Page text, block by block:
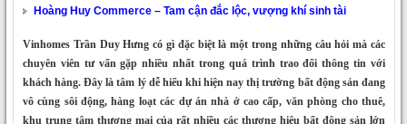
Hoàng Huy Commerce – Tam cận đắc lộc, vượng khí sinh tài
Vinhomes Trần Duy Hưng có gì đặc biệt là một trong những câu hỏi mà các
chuyên viên tư vấn gặp nhiều nhất trong quá trình trao đổi thông tin với
khách hàng. Đây là tâm lý dễ hiểu khi hiện nay thị trường bất động sản đang
vô cùng sôi động, hàng loạt các dự án nhà ở cao cấp, văn phòng cho thuê,
khu trung tâm thương mại của rất nhiều các thương hiệu bất động sản lớn